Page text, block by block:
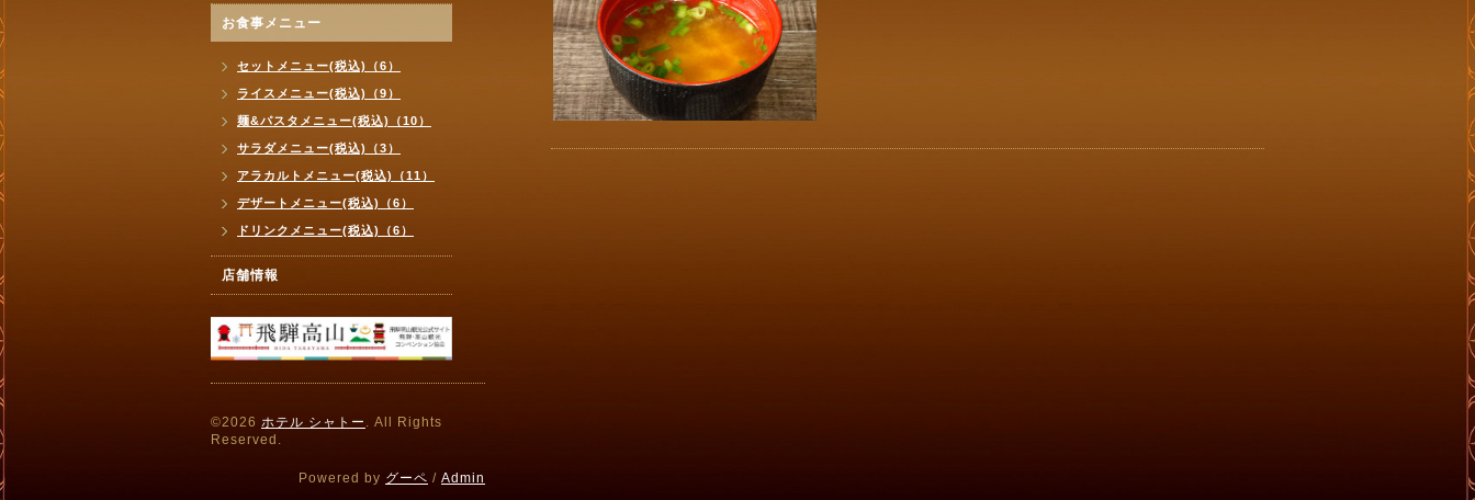
お食事メニュー
セットメニュー(税込)（6）
ライスメニュー(税込)（9）
麺&パスタメニュー(税込)（10）
サラダメニュー(税込)（3）
アラカルトメニュー(税込)（11）
デザートメニュー(税込)（6）
ドリンクメニュー(税込)（6）
店舗情報
©2026 ホテル シャトー . All Rights
Reserved.
Powered by グーペ / Admin